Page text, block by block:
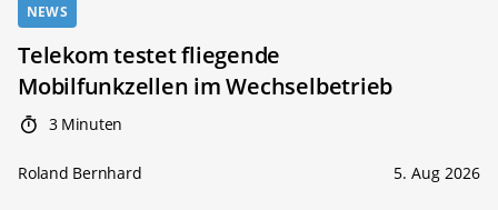
NEWS
Telekom testet fliegende
Mobilfunkzellen im Wechselbetrieb
3 Minuten
Roland Bernhard 5. Aug 2026